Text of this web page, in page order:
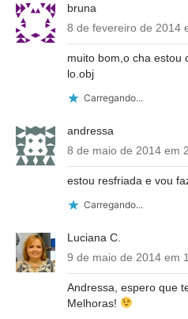
bruna
8 de fevereiro de 2014
muito bom,o cha estou
lo.obj
Carregando...
andressa
8 de maio de 2014 em
estou resfriada e vou
Carregando...
Luciana C.
9 de maio de 2014 em
Andressa, espero que
Melhoras!